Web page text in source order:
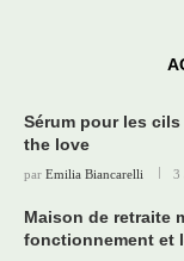
Sérum pour les
the love
par Emilia Biancarelli 3
Maison de retraite
fonctionnement et